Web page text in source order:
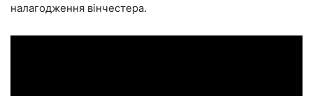
налагодження вінчестера.